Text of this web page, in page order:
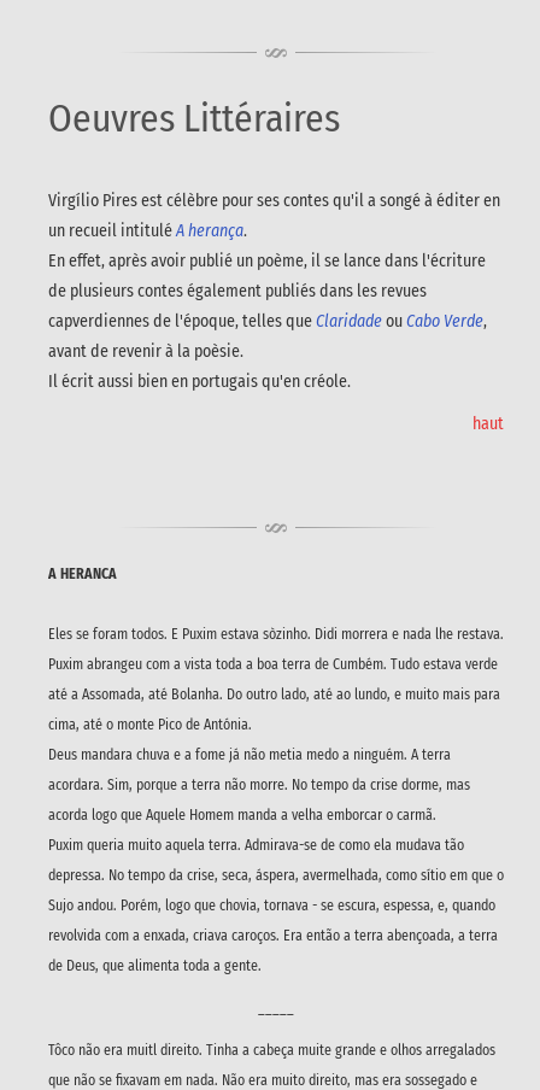
Oeuvres Littéraires
Virgílio Pires est célèbre pour ses contes qu'il a songé à éditer en
un recueil intituléA herança.
En effet, après avoir publié un poème, il se lance dans l'écriture
de plusieurs contes également publiés dans les revues
capverdiennes de l'époque, telles queClaridadeouCabo Verde,
avant de revenir à la poèsie.
Il écrit aussi bien en portugais qu'en créole.
haut
A HERANCA
Eles se foram todos. E Puxim estava sòzinho. Didi morrera e nada lhe restava.
Puxim abrangeu com a vista toda a boa terra de Cumbém. Tudo estava verde
até a Assomada, até Bolanha. Do outro lado, até ao lundo, e muito mais para
cima, até o monte Pico de Antónia.
Deus mandara chuva e a fome já não metia medo a ninguém. A terra
acordara. Sim, porque a terra não morre. No tempo da crise dorme, mas
acorda logo que Aquele Homem manda a velha emborcar o carmã.
Puxim queria muito aquela terra. Admirava-se de como ela mudava tão
depressa. No tempo da crise, seca, áspera, avermelhada, como sítio em que o
Sujo andou. Porém, logo que chovia, tornava - se escura, espessa, e, quando
revolvida com a enxada, criava caroços. Era então a terra abençoada, a terra
de Deus, que alimenta toda a gente.
Tôco não era muitl direito. Tinha a cabeça muite grande e olhos arregalados
que não se fixavam em nada. Não era muito direito, mas era sossegado e